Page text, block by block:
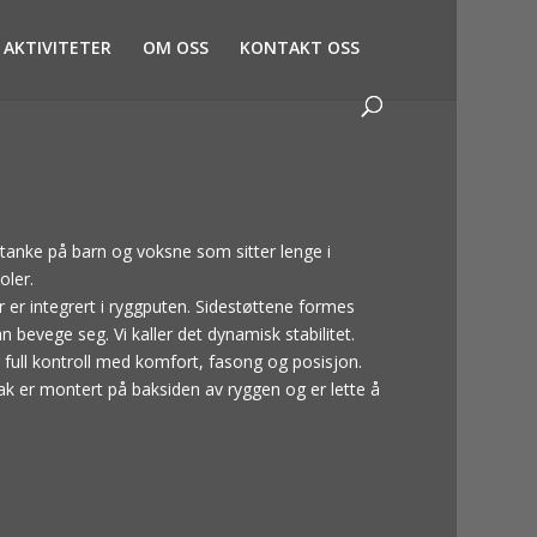
AKTIVITETER OM OSS KONTAKT OSS
på barn og voksne som sitter lenge i
er integrert i ryggputen. Sidestøttene formes
seg. Vi kaller det dynamisk stabilitet.
kontroll med komfort, fasong og posisjon.
er montert på baksiden av ryggen og er lette å